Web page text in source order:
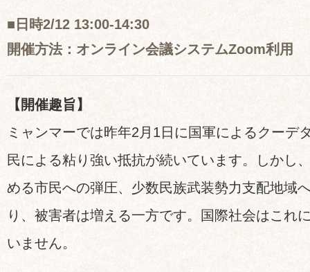
■日時2/12 13:00-14:30
開催方法：オンライン会議システムZoom利用
【開催趣旨】
ミャンマーでは昨年2月1日に国軍によるクーデ
民による粘り強い抵抗が続いています。しかし
める市民への弾圧、少数民族武装勢力支配地域
り、被害者は増える一方です。国際社会はこれ
いません。